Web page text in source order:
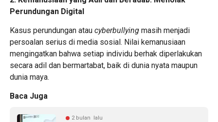
Perundungan Digital
Kasus perundungan atau cyberbullying masih menjadi
persoalan serius di media sosial. Nilai kemanusiaan
mengingatkan bahwa setiap individu berhak diperlakukan
secara adil dan bermartabat, baik di dunia nyata maupun
dunia maya.
Baca Juga
2 bulan lalu